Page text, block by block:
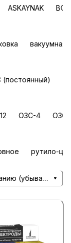
ASKAYNAK
вакуумная
(постоянный)
ОЗС-4
рутило-
По умолчанию (убывание)